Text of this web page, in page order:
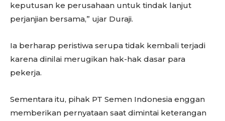
keputusan ke perusahaan untuk tindak lanjut
perjanjian bersama,” ujar Duraji.
Ia berharap peristiwa serupa tidak kembali terjadi
karena dinilai merugikan hak-hak dasar para
pekerja.
Sementara itu, pihak PT Semen Indonesia enggan
memberikan pernyataan saat dimintai keterangan